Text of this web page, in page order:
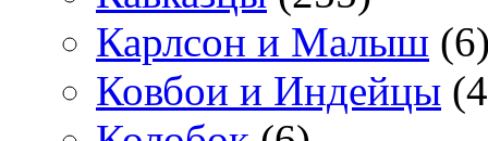
Карлсон и Малыш
Ковбои и Индейцы